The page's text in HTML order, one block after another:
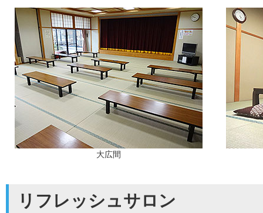
大広間
リフレッシュサロン